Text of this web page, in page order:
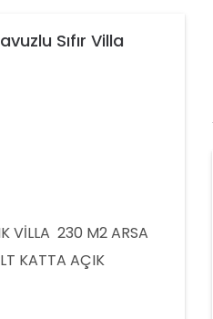
Sıfır Villa
VİLLA 230 M2 ARSA
KATTA AÇIK